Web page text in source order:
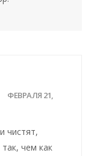
ФЕВРАЛЯ 21,
чистят,
чем как